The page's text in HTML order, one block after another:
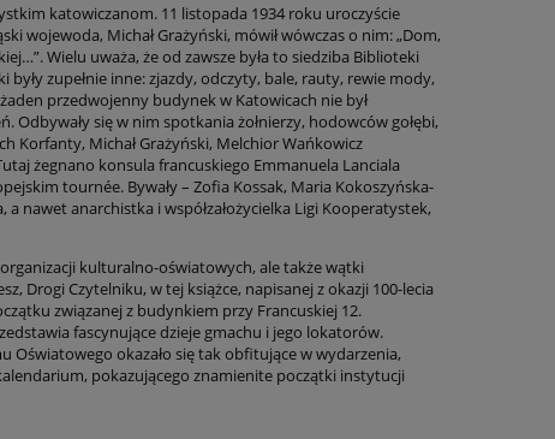
katowiczanom. 11 listopada 1934 roku uroczyście
wojewoda, Michał Grażyński, mówił wówczas o nim: „Dom,
Wielu uważa, że od zawsze była to siedziba Biblioteki
były zupełnie inne: zjazdy, odczyty, bale, rauty, rewie mody,
przedwojenny budynek w Katowicach nie był
Odbywały się w nim spotkania żołnierzy, hodowców gołębi,
Korfanty, Michał Grażyński, Melchior Wańkowicz
żegnano konsula francuskiego Emmanuela Lanciala
tournée. Bywały – Zofia Kossak, Maria Kokoszyńska-
nawet anarchistka i współzałożycielka Ligi Kooperatystek,
kulturalno-oświatowych, ale także wątki
Drogi Czytelniku, w tej książce, napisanej z okazji 100-lecia
związanej z budynkiem przy Francuskiej 12.
fascynujące dzieje gmachu i jego lokatorów.
Oświatowego okazało się tak obfitujące w wydarzenia,
pokazującego znamienite początki instytucji